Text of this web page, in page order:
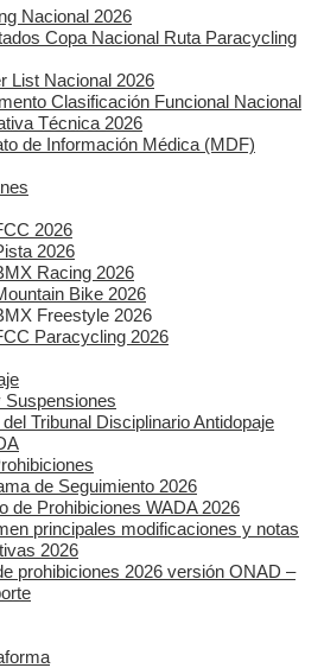
Nacional 2026
Copa Nacional Ruta Paracycling
List Nacional 2026
Clasificación Funcional Nacional
Técnica 2026
de Información Médica (MDF)
2026
2026
Racing 2026
Bike 2026
Freestyle 2026
Paracycling 2026
Suspensiones
Tribunal Disciplinario Antidopaje
de Seguimiento 2026
de Prohibiciones WADA 2026
principales modificaciones y notas
2026
prohibiciones 2026 versión ONAD –